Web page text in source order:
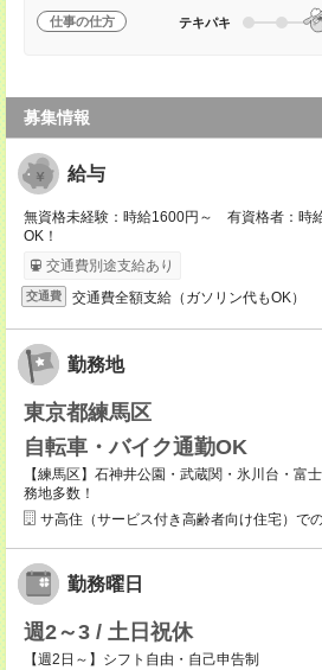
仕事の仕方 テキパキ
募集情報
給与
無資格未経験：時給1600円～ 有資格者：
OK！
交通費別途支給あり
交通費 交通費全額支給（ガソリン代もOK）
勤務地
東京都練馬区
自転車・バイク通勤OK
【練馬区】石神井公園・武蔵関・氷川台・富
務地多数！
サ高住（サービス付き高齢者向け住宅）で
勤務曜日
週2～3 / 土日祝休
【週2日～】シフト自由・自己申告制